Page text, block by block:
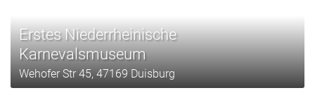
Erstes Niederrheinische
Karnevalsmuseum
Wehofer Str 45, 47169 Duisburg